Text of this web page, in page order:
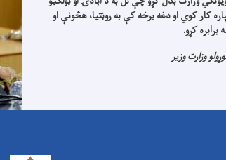
کار کوي او دغه برخه کې به روڼتیا، هڅونې او
برابره کړو.
وزارت وزیر